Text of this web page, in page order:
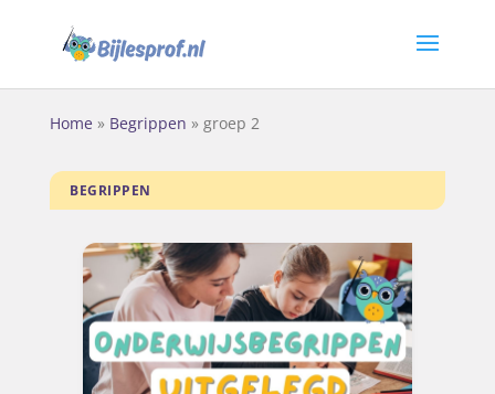
Home » Begrippen » groep 2
BEGRIPPEN